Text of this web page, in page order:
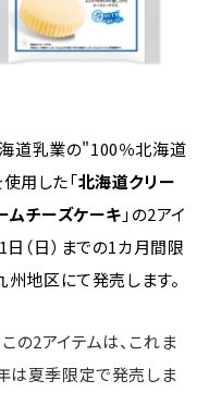
道乳業の"100％北海道
用した「北海道クリー
ムチーズケーキ 」の2アイ
（日）までの1カ月間限
州地区にて発売します。
この2アイテムは、これま
は夏季限定で発売しま